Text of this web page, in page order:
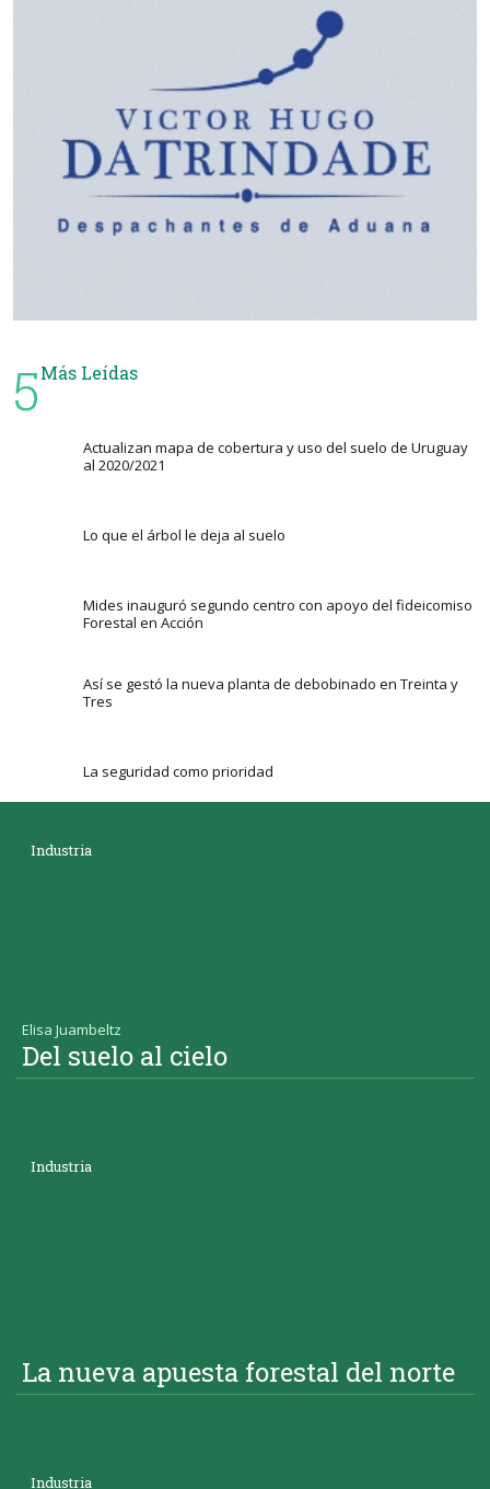
5Más Leídas
Actualizan mapa de cobertura y uso del suelo de Uruguay
al 2020/2021
Lo que el árbol le deja al suelo
Mides inauguró segundo centro con apoyo del fideicomiso
Forestal en Acción
Así se gestó la nueva planta de debobinado en Treinta y
Tres
La seguridad como prioridad
Industria
Elisa Juambeltz
Del suelo al cielo
Industria
La nueva apuesta forestal del norte
Industria